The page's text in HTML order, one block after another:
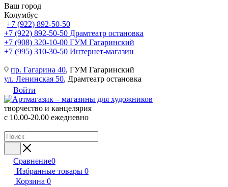
Ваш город
Колумбус
+7 (922) 892-50-50
+7 (922) 892-50-50 Драмтеатр остановка
+7 (908) 320-10-00 ГУМ Гагаринский
+7 (995) 310-30-50 Интернет-магазин
пр. Гагарина 40, ГУМ Гагаринский
ул. Ленинская 50, Драмтеатр остановка
Войти
творчество и канцелярия
с 10.00-20.00 ежедневно
Сравнение0
Избранные товары 0
Корзина 0